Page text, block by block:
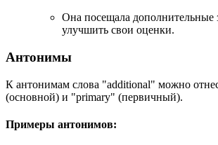
Она посещала дополнительные
улучшить свои оценки.
Антонимы
К антонимам слова "additional" можно
(основной) и "primary" (первичный).
Примеры антонимов: